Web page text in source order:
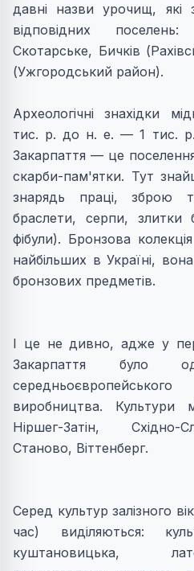
давні назви урочищ, які
відповідних
Скотарське, Бичків
(Ужгородський район).
Археологiчнi знахiдки
тис. р. до н. е. — 1 тис.
Закарпаття — це
скарби-пам'ятки. Тут
знарядь праці, зброю
браслети, серпи, злитки
фібули). Бронзова
найбільших в Україні,
бронзових предметів.
І це не дивно, адже у
Закарпаття було
виробництва. Культури
Нiршег-Затiн, Схiдно-
Станово, Вiттенберг.
Серед культур залізного
час) виділяються:
куштановицька,